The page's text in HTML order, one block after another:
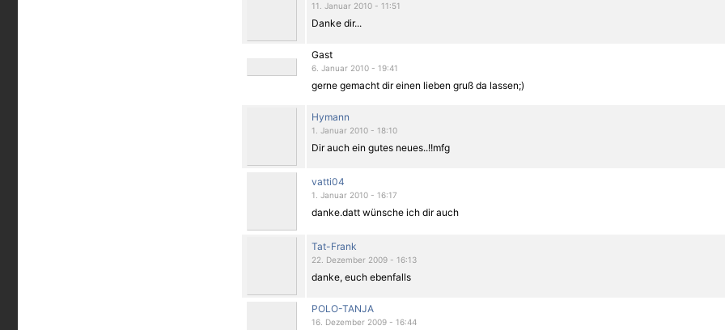
11. Januar 2010 - 11:51
Danke dir...
Gast
6. Januar 2010 - 19:41
gerne gemacht dir einen lieben gruß da lassen;)
Hymann
1. Januar 2010 - 18:10
Dir auch ein gutes neues..!!mfg
vatti04
1. Januar 2010 - 16:17
danke.datt wünsche ich dir auch
Tat-Frank
22. Dezember 2009 - 16:13
danke, euch ebenfalls
POLO-TANJA
16. Dezember 2009 - 16:44